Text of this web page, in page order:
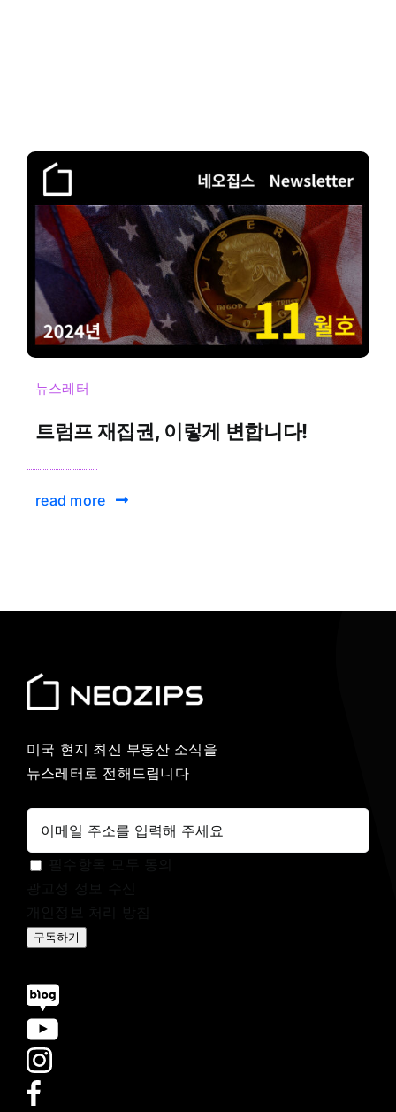
뉴스레터
트럼프 재집권, 이렇게 변합니다!
read more
미국 현지 최신 부동산 소식을
뉴스레터로 전해드립니다
구독하기